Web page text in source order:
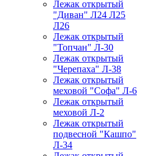
Лежак открытый
"Диван" Л24 Л25
Л26
Лежак открытый
"Топчан" Л-30
Лежак открытый
"Черепаха" Л-38
Лежак открытый
меховой "Софа" Л-6
Лежак открытый
меховой Л-2
Лежак открытый
подвесной "Кашпо"
Л-34